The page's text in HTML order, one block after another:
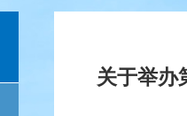
关于举办